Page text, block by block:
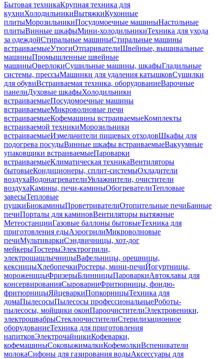
Бытовая техникаКрупная техника для
кухниХолодильникиВытяжкиКухонные
плитыМорозильникиПосудомоечные машиныНастольные
плитыВинные шкафыМини-холодильникиТехника для ухода
за одеждойСтиральные машиныСтиральные машины
встраиваемыеУтюгиОтпаривателиШвейные, вышивальные
машиныПромышленные швейные
машиныОверлокиСушильные машины, шкафыГладильные
системы, прессыМашинки для удаления катышковСушилки
для обувиВстраиваемая техника, оборудованиеВарочные
панелиДуховые шкафыХолодильники
встраиваемыеПосудомоечные машины
встраиваемыеМикроволновые печи
встраиваемыеКофемашины встраиваемыеКомплекты
встраиваемой техникиМорозильники
встраиваемыеИзмельчители пищевых отходовШкафы для
подогрева посудыВинные шкафы встраиваемыеВакуумные
упаковщики встраиваемыеПароварки
встраиваемыеКлиматическая техникаВентиляторы
бытовыеКондиционеры, сплит-системыОхладители
воздухаВодонагревателиУвлажнители, очистители
воздухаКамины, печи-каминыОбогревателиТепловые
завесыТепловые
пушкиБиокаминыПроветривателиОтопительные печиБанные
печиПорталы для каминовВентиляторы вытяжные
МетеостанцииГазовые баллоны бытовыеТехника для
приготовления едыАэрогрилиМикроволновые
печиМультиваркиСэндвичницы, хот-дог
мейкерыТостерыЭлектрогрили,
электрошашлычницыВафельницы, орешницы,
кексницыХлебопечкиРостеры, мини-печиЙогуртницы,
мороженицыФризерыБлинницыПароваркиАвтоклавы для
консервированияСыроварниФритюрницы, фондю-
фритюрницыЯйцеваркиПопкорницыТехника для
домаПылесосыПылесосы профессиональныеРоботы-
пылесосы, мойщики оконПароочистителиЭлектровеники,
электрошвабрыСтеклоочистителиСтерилизационное
оборудованиеТехника для приготовления
напитковЭлектрочайникиКофеварки,
кофемашиныСоковыжималкиКофемолкиВспениватели
молокаСифоны для газирования водыАксессуары для